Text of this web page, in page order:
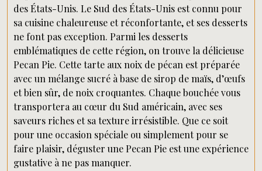
des États-Unis. Le Sud des États-Unis est connu pour
sa cuisine chaleureuse et réconfortante, et ses desserts
ne font pas exception. Parmi les desserts
emblématiques de cette région, on trouve la délicieuse
Pecan Pie. Cette tarte aux noix de pécan est préparée
avec un mélange sucré à base de sirop de maïs, d’œufs
et bien sûr, de noix croquantes. Chaque bouchée vous
transportera au cœur du Sud américain, avec ses
saveurs riches et sa texture irrésistible. Que ce soit
pour une occasion spéciale ou simplement pour se
faire plaisir, déguster une Pecan Pie est une expérience
gustative à ne pas manquer.